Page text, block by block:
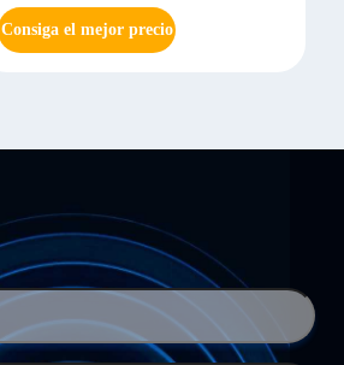
para Europa Característica regional
Consiga el mejor precio